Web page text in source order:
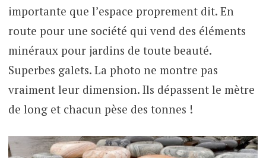
importante que l’espace proprement dit. En
route pour une société qui vend des éléments
minéraux pour jardins de toute beauté.
Superbes galets. La photo ne montre pas
vraiment leur dimension. Ils dépassent le mètre
de long et chacun pèse des tonnes !